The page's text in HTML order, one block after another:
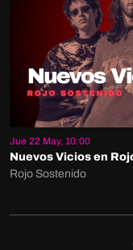
Jue 22 May, 10:00
Nuevos Vicios en
Rojo Sostenido